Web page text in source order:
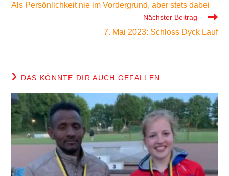
ansehen
Als Persönlichkeit nie im Vordergrund, aber stets dabei
Nächster Beitrag
7. Mai 2023: Schloss Dyck Lauf
DAS KÖNNTE DIR AUCH GEFALLEN